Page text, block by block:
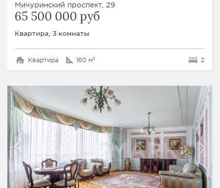
Мичуринский проспект, 29
65 500 000 руб
Квартира, 3 комнаты
Квартира 160 м² 2